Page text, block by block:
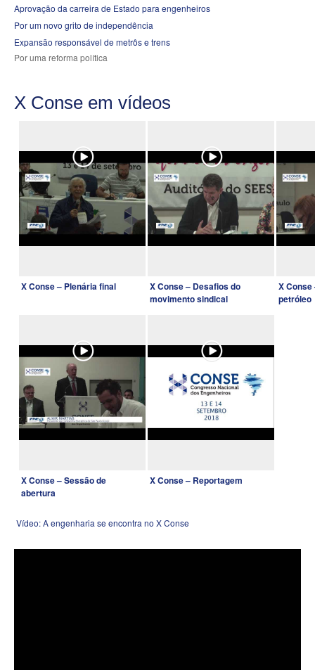
Aprovação da carreira de Estado para engenheiros
Por um novo grito de independência
Expansão responsável de metrôs e trens
Por uma reforma política
X Conse em vídeos
X Conse – Plenária final
X Conse – Desafios do
movimento sindical
X
petróleo
X Conse – Sessão de
abertura
X Conse – Reportagem
Vídeo: A engenharia se encontra no X Conse